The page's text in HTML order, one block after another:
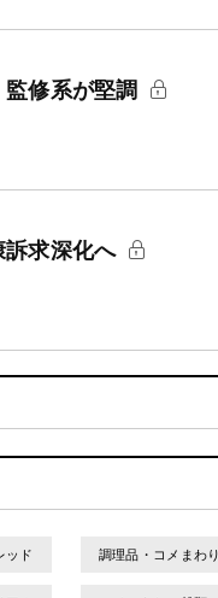
修系が堅調
訴求深化へ
ッド 調理品・コメまわ